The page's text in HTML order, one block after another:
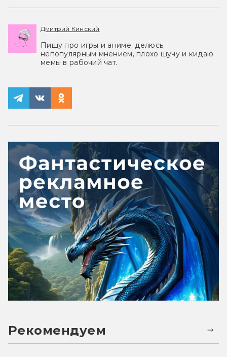
Дмитрий Кинский
Пишу про игры и аниме, делюсь
непопулярным мнением, плохо шучу и кидаю
мемы в рабочий чат.
Рекомендуем